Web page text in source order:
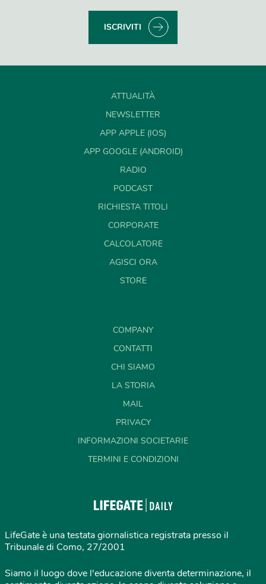
ISCRIVITI
ATTUALITÀ
NEWSLETTER
APP APPLE (IOS)
APP GOOGLE (ANDROID)
RADIO
PODCAST
RICHIESTA TITOLI
CORPORATE
CALCOLATORE
AGISCI ORA
STORE
COMPANY
CONTATTI
CHI SIAMO
LA STORIA
MAIL
PRIVACY
INFORMAZIONI SOCIETARIE
TERMINI E CONDIZIONI
LifeGate è una testata giornalistica registrata presso il
Tribunale di Como, 27/2001
Siamo il luogo dove l'educazione diventa determinazione, il